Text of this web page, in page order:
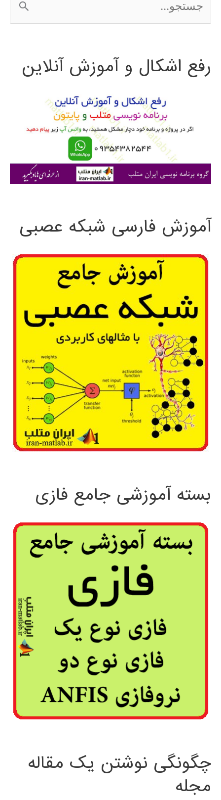
س
ج
ی
رفع اشکال و آموزش آنلاین
آموزش فارسی شبکه عصبی
بسته آموزشی جامع فازی
چگونگی نوشتن یک مقاله
مجله